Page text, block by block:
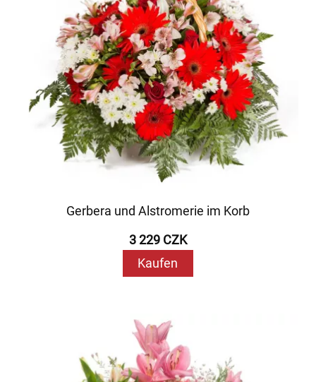
Gerbera und Alstromerie im Korb
3 229 CZK
Kaufen